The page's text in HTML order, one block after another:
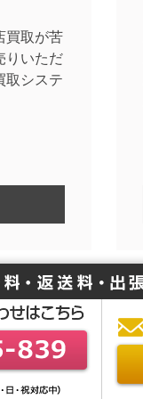
買取が苦
りいただ
取システ